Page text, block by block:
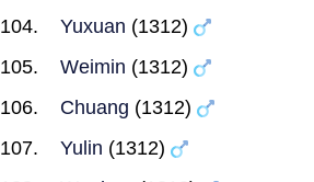
Yuxuan (1312)
Weimin (1312)
Chuang (1312)
Yulin (1312)